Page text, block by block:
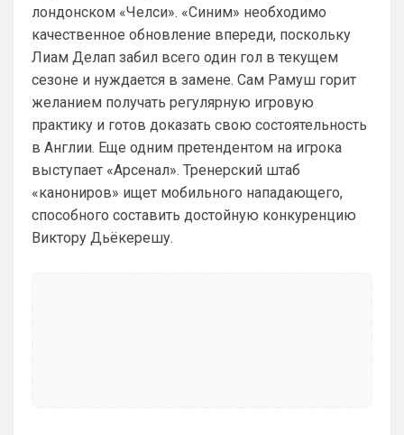
лондонском «Челси». «Синим» необходимо
качественное обновление впереди, поскольку
Лиам Делап забил всего один гол в текущем
сезоне и нуждается в замене. Сам Рамуш горит
желанием получать регулярную игровую
практику и готов доказать свою состоятельность
в Англии. Еще одним претендентом на игрока
выступает «Арсенал». Тренерский штаб
«канониров» ищет мобильного нападающего,
способного составить достойную конкуренцию
Виктору Дьёкерешу.
не все настроил, можешь даже шпор
поставить, лого не высветится)
Deep_Blue• 12:07
Ответ для Аристократ
Конечно будет занятно , если Ямалю дадут
А за что Кейну? Оба главных турнира,
ЧМ и ЛЧ, его команды слили.
Аристократ• 13:34
Ответ для Deep_Blue
А за что Кейну? Оба главных турнира, ЧМ и
ЛЧ, его команды слили.